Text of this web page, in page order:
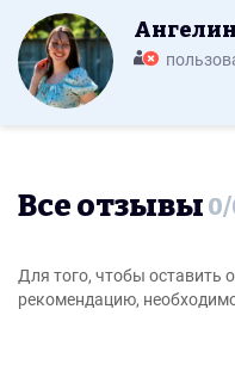
Все отзывы 0/
Для того, чтобы оставить
рекомендацию,